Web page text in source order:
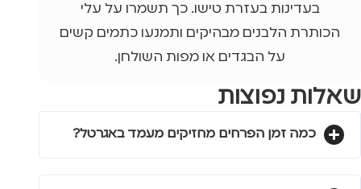
בעדינות בעזרת טישו. כך תשמרו על עלי
הכותרת הלבנים מבהיקים ותמנעו כתמים קשים
על הבגדים או מפות השולחן.
שאלות נפוצות
כמה זמן הפרחים מחזיקים מעמד באגרטל?